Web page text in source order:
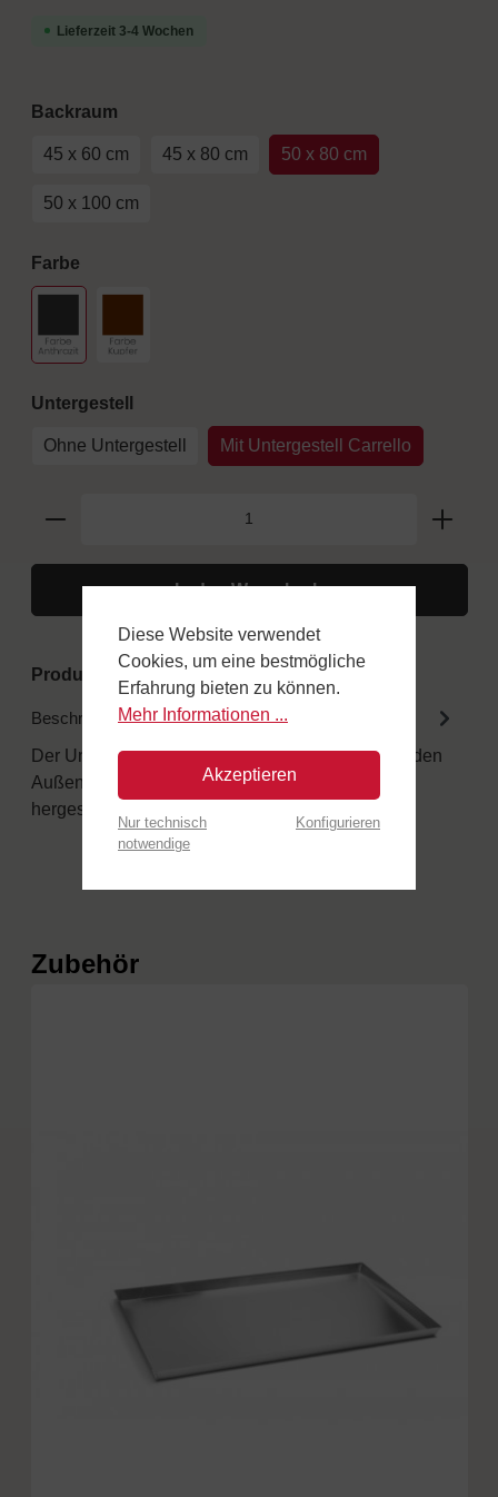
Lieferzeit 3-4 Wochen
Backraumauswählen
45 x 60 cm 45 x 80 cm 50 x 80 cm
50 x 100 cm
Farbeauswählen
SchwarzFarbe Kupfer
Untergestell auswählen
Ohne Untergestell Mit Untergestell Carrello
In den Warenkorb
Produktnummer: FINC50-KitCARR50
Beschreibung
Der Unterschied in den Details Alle Holzöfen für den
Außenbereich sind aus speziellen Materialien
hergestellt. Obere Tür au…
Produktgalerie überspringen
Zubehör
Diese Website verwendet
Cookies, um eine bestmögliche
Erfahrung bieten zu können.
Mehr Informationen ...
Akzeptieren
Nur technisch
notwendige
Konfigurieren